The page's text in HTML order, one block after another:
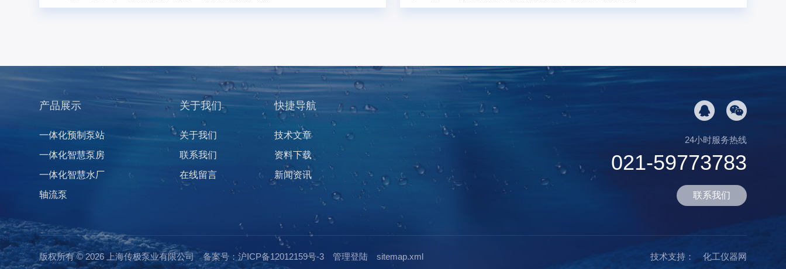
产品展示
一体化预制泵站
一体化智慧泵房
一体化智慧水厂
轴流泵
关于我们
关于我们
联系我们
在线留言
快捷导航
技术文章
资料下载
新闻资讯
24小时服务热线
021-59773783
联系我们
版权所有 © 2026 上海传极泵业有限公司备案号：沪ICP备12012159号-3 管理登陆 sitemap.xml 技术支持： 化工仪器网